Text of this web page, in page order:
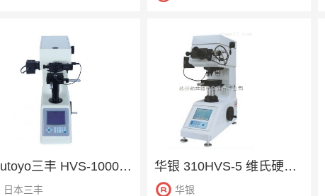
Mitutoyo三丰 HVS-1000 维氏硬度计
日本三丰
华银 310HVS-5 维氏硬度计
华银